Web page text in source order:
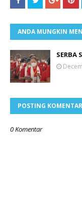
ANDA MUNGKIN
SERBA
POSTING KOMENTAR
0 Komentar